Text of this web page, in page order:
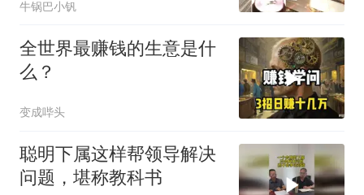
牛锅巴小钒
全世界最赚钱的生意是什
么？
变成哔头
聪明下属这样帮领导解决
问题，堪称教科书